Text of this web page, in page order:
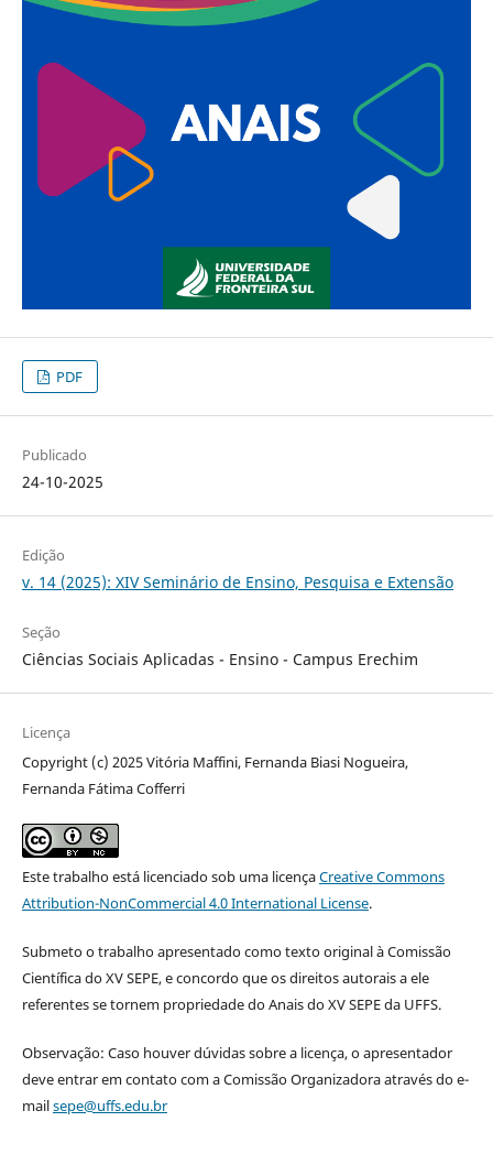
PDF
Publicado
24-10-2025
Edição
v. 14 (2025): XIV Seminário de Ensino, Pesquisa e Extensão
Seção
Ciências Sociais Aplicadas - Ensino - Campus Erechim
Licença
Copyright (c) 2025 Vitória Maffini, Fernanda Biasi Nogueira,
Fernanda Fátima Cofferri
Este trabalho está licenciado sob uma licençaCreative Commons
Attribution-NonCommercial 4.0 International License.
Submeto o trabalho apresentado como texto original à Comissão
Científica do XV SEPE, e concordo que os direitos autorais a ele
referentes se tornem propriedade do Anais do XV SEPE da UFFS.
Observação: Caso houver dúvidas sobre a licença, o apresentador
deve entrar em contato com a Comissão Organizadora através do e-
mailsepe@uffs.edu.br